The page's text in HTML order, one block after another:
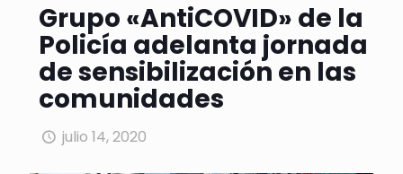
Grupo «AntiCOVID» de la
Policía adelanta jornada
de sensibilización en las
comunidades
julio 14, 2020